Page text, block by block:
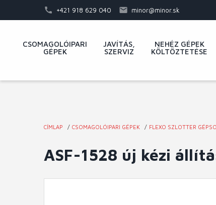
a
+421 918 629 040 minor@minor.sk
navigáció
CSOMAGOLÓIPARI
GÉPEK
JAVÍTÁS,
SZERVIZ
NEHÉZ GÉPEK
KÖLTÖZTETÉSE
hely
CÍMLAP CSOMAGOLÓIPARI GÉPEK FLEXO SZLOTTER
ASF-1528 új kézi